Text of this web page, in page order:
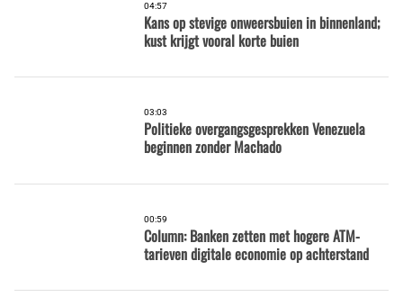
04:57
Kans op stevige onweersbuien in binnenland;
kust krijgt vooral korte buien
03:03
Politieke overgangsgesprekken Venezuela
beginnen zonder Machado
00:59
Column: Banken zetten met hogere ATM-
tarieven digitale economie op achterstand